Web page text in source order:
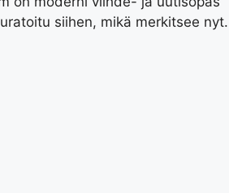
siihen, mikä merkitsee nyt.